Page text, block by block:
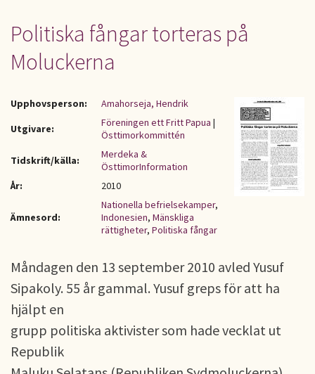
Politiska fångar torteras på
Moluckerna
Upphovsperson:
Amahorseja, Hendrik
Utgivare:
Föreningen ett Fritt Papua |
Östtimorkommittén
Tidskrift/källa:
Merdeka &
ÖsttimorInformation
År:
2010
Ämnesord:
Nationella befrielsekamper,
Indonesien, Mänskliga
rättigheter, Politiska fångar
Måndagen den 13 september 2010 avled Yusuf
Sipakoly. 55 år gammal. Yusuf greps för att ha
hjälpt en
grupp politiska aktivister som hade vecklat ut
Republik